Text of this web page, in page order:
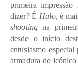
primeira
dizer? É Halo, é
shooting na
desde o início
entusiasmo
armadura do